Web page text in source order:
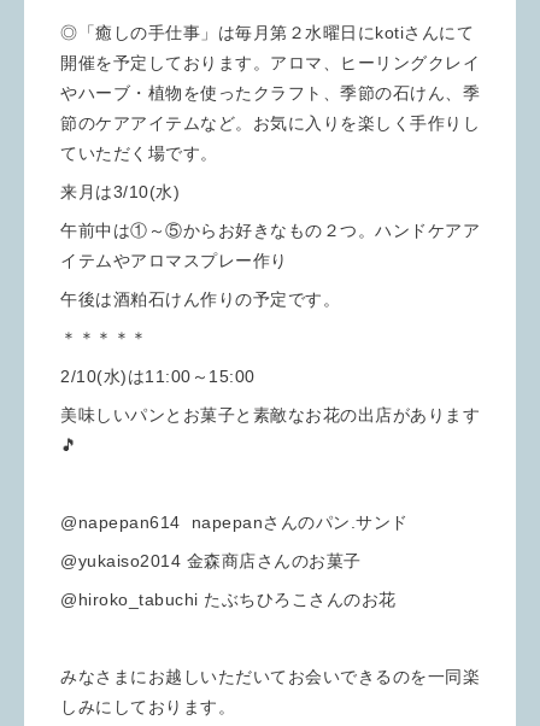
◎「癒しの手仕事」は毎月第２水曜日にkotiさんにて
開催を予定しております。アロマ、ヒーリングクレイ
やハーブ・植物を使ったクラフト、季節の石けん、季
節のケアアイテムなど。お気に入りを楽しく手作りし
ていただく場です。
来月は3/10(水)
午前中は①～⑤からお好きなもの２つ。ハンドケアア
イテムやアロマスプレー作り
午後は酒粕石けん作りの予定です。
＊＊＊＊＊
2/10(水)は11:00～15:00
美味しいパンとお菓子と素敵なお花の出店があります
🎵
@napepan614 napepanさんのパン.サンド
@yukaiso2014 金森商店さんのお菓子
@hiroko_tabuchi たぶちひろこさんのお花
みなさまにお越しいただいてお会いできるのを一同楽
しみにしております。